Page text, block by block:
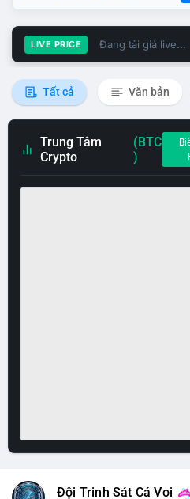
LIVE PRICE Đang tải giá live...
Tất cả Văn bản
Trung Tâm
Crypto
(BTC
)
Đội Trinh Sát Cá Voi